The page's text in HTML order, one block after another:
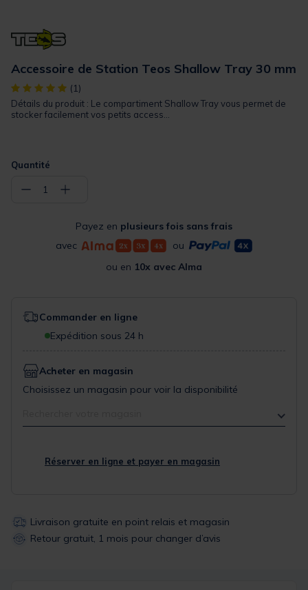
Accessoire de Station Teos Shallow Tray 30 mm
[object Object] out of 5 Customer Rating
(1)
Détails du produit : Le compartiment Shallow Tray vous permet de
stocker facilement vos petits access...
Quantité
− 1 +
Payez en plusieurs fois sans frais
avec
ou
ou en 10x avec Alma
Commander en ligne
Expédition sous 24 h
Acheter en magasin
Choisissez un magasin pour voir la disponibilité
Réserver en ligne et payer en magasin
Livraison gratuite en point relais et magasin
Retour gratuit, 1 mois pour changer d’avis